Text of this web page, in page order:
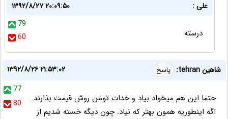
علی :
۱۳۹۲/۸/۲۷ ۲۰:۰۹:۵۰
79
60
درسته
شاهین tehran: پاسخ
۱۳۹۲/۸/۲۶ ۲۱:۵۳:۰۲
77
80
حتما این هم میخواد بیاد و خدات تومن روش قیمت بذارند.
اگه اینطوریه همون بهتر که نیاد. چون دیگه خسته شدیم از